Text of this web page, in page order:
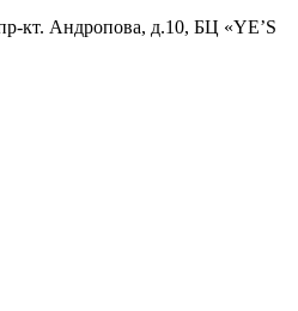
кт. Андропова, д.10, БЦ «YE’S